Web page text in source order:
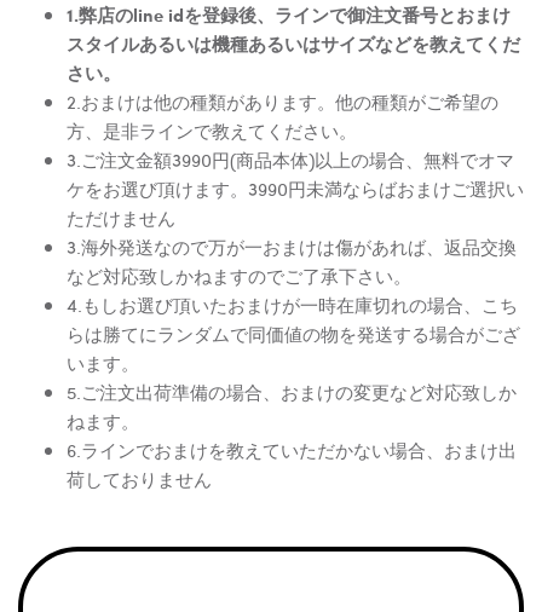
1.弊店のline idを登録後、ラインで御注文番号とおまけ
スタイルあるいは機種あるいはサイズなどを教えてくだ
さい。
2.おまけは他の種類があります。他の種類がご希望の
方、是非ラインで教えてください。
3.ご注文金額3990円(商品本体)以上の場合、無料でオマ
ケをお選び頂けます。3990円未満ならばおまけご選択い
ただけません
3.海外発送なので万が一おまけは傷があれば、返品交換
など対応致しかねますのでご了承下さい。
4.もしお選び頂いたおまけが一時在庫切れの場合、こち
らは勝てにランダムで同価値の物を発送する場合がござ
います。
5.ご注文出荷準備の場合、おまけの変更など対応致しか
ねます。
6.ラインでおまけを教えていただかない場合、おまけ出
荷しておりません